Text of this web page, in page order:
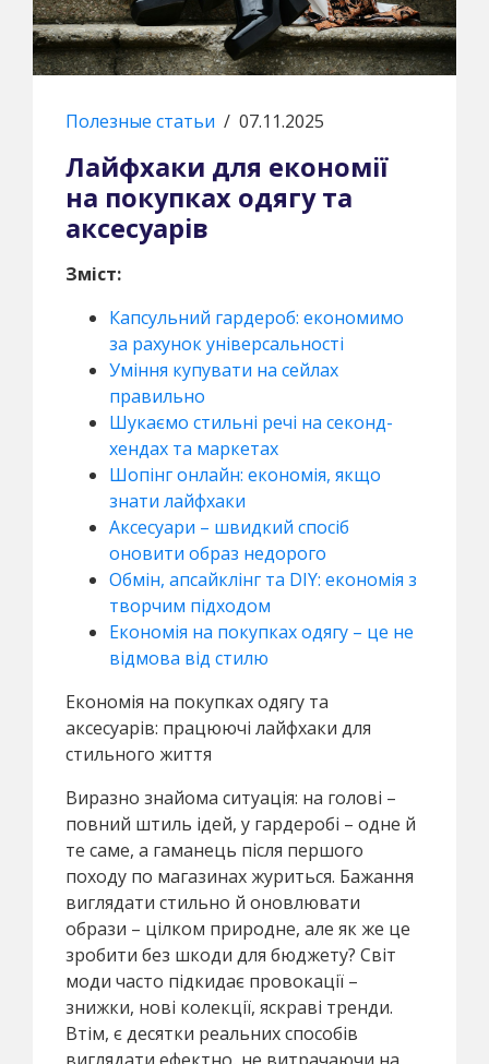
Полезные статьи / 07.11.2025
Лайфхаки для економії
на покупках одягу та
аксесуарів
Зміст:
Капсульний гардероб: економимо
за рахунок універсальності
Уміння купувати на сейлах
правильно
Шукаємо стильні речі на секонд-
хендах та маркетах
Шопінг онлайн: економія, якщо
знати лайфхаки
Аксесуари – швидкий спосіб
оновити образ недорого
Обмін, апсайклінг та DIY: економія з
творчим підходом
Економія на покупках одягу – це не
відмова від стилю
Економія на покупках одягу та
аксесуарів: працюючі лайфхаки для
стильного життя
Виразно знайома ситуація: на голові –
повний штиль ідей, у гардеробі – одне й
те саме, а гаманець після першого
походу по магазинах журиться. Бажання
виглядати стильно й оновлювати
образи – цілком природне, але як же це
зробити без шкоди для бюджету? Світ
моди часто підкидає провокації –
знижки, нові колекції, яскраві тренди.
Втім, є десятки реальних способів